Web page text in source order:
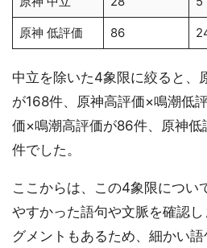
原神 低評価 86
中立を除いた4象限に絞ると、
が168件、原神高評価×鳴潮低
価×鳴潮高評価が86件、原神
件でした。
ここからは、この4象限につい
やすかった語句や文脈を確認
グメントもあるため、細かい